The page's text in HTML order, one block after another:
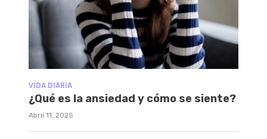
VIDA DIARIA
¿Qué es la ansiedad y cómo se siente?
Abril 11, 2025